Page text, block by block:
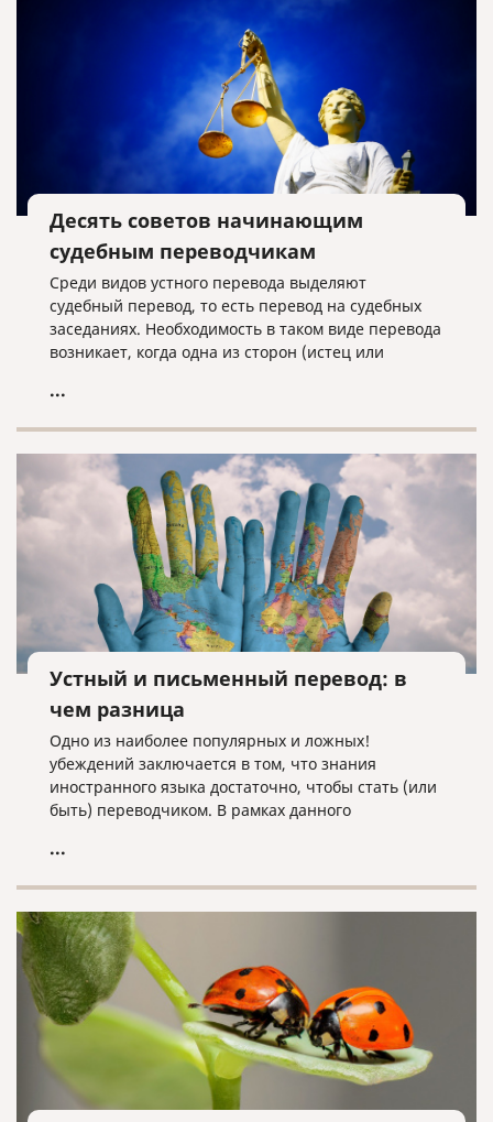
Десять советов начинающим
судебным переводчикам
Среди видов устного перевода выделяют
судебный перевод, то есть перевод на судебных
заседаниях. Необходимость в таком виде перевода
возникает, когда одна из сторон (истец или
...
Устный и письменный перевод: в
чем разница
Одно из наиболее популярных и ложных!
убеждений заключается в том, что знания
иностранного языка достаточно, чтобы стать (или
быть) переводчиком. В рамках данного
очевидное убеждение – письменный переводчик
представления о различиях между работой
устного и письменного переводчика.
...